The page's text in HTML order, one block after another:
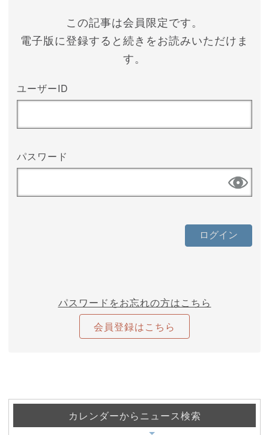
この記事は会員限定です。
電子版に登録すると続きをお読みいただけま
す。
ユーザーID
パスワード
パスワードをお忘れの方はこちら
会員登録はこちら
カレンダーからニュース検索